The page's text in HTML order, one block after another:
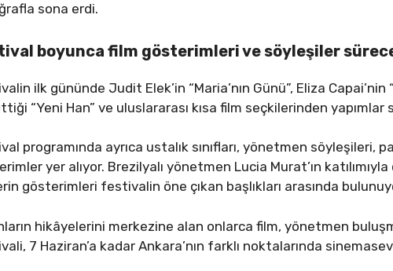
sona erdi.
boyunca film gösterimleri ve söyleşiler
ilk gününde Judit Elek’in “Maria’nın Günü”, Eliza
“Yeni Han” ve uluslararası kısa film seçkilerinden
programında ayrıca ustalık sınıfları, yönetmen
yer alıyor. Brezilyalı yönetmen Lucia Murat’ın
gösterimleri festivalin öne çıkan başlıkları arasında
hikâyelerini merkezine alan onlarca film, yönetmen
7 Haziran’a kadar Ankara’nın farklı noktalarında